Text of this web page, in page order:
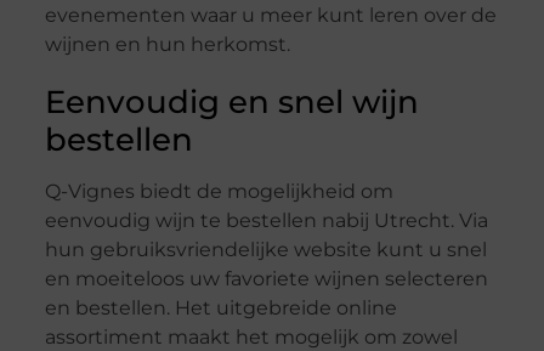
evenementen waar u meer kunt leren over de
wijnen en hun herkomst.
Eenvoudig en snel wijn
bestellen
Q-Vignes biedt de mogelijkheid om
eenvoudig wijn te bestellen nabij Utrecht. Via
hun gebruiksvriendelijke website kunt u snel
en moeiteloos uw favoriete wijnen selecteren
en bestellen. Het uitgebreide online
assortiment maakt het mogelijk om zowel